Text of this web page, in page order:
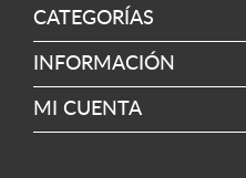
CATEGORÍAS
INFORMACIÓN
MI CUENTA